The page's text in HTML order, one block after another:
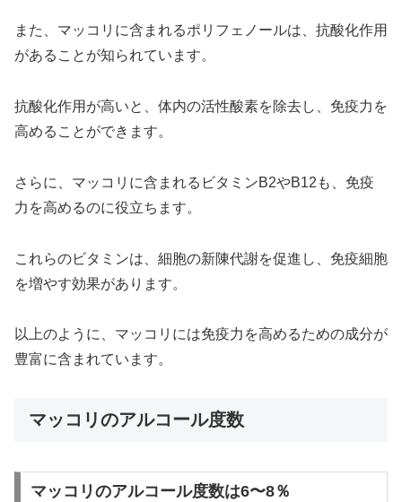
また、マッコリに含まれるポリフェノールは、抗酸化作用
があることが知られています。
抗酸化作用が高いと、体内の活性酸素を除去し、免疫力を
高めることができます。
さらに、マッコリに含まれるビタミンB2やB12も、免疫
力を高めるのに役立ちます。
これらのビタミンは、細胞の新陳代謝を促進し、免疫細胞
を増やす効果があります。
以上のように、マッコリには免疫力を高めるための成分が
豊富に含まれています。
マッコリのアルコール度数
マッコリのアルコール度数は6〜8％